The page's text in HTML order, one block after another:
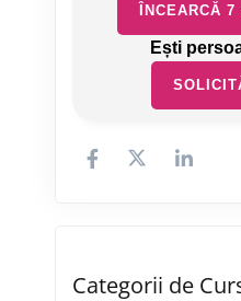
ÎNCEARCĂ
Categorii de